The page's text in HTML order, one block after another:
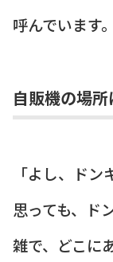
呼んでいます。
自販機の場
「よし、ド
思っても、ド
雑で、どこに